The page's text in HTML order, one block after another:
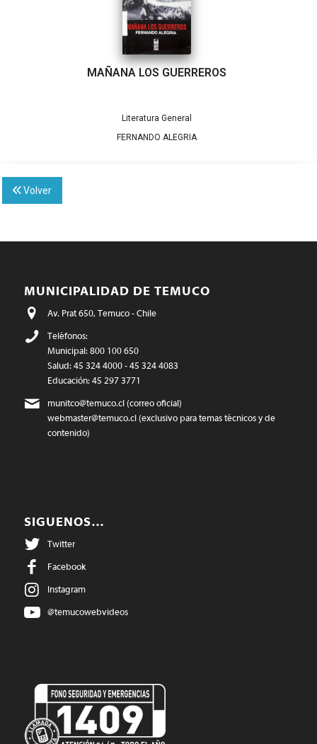
MAÑANA LOS GUERREROS
Literatura General
FERNANDO ALEGRIA
Volver
MUNICIPALIDAD DE TEMUCO
Av. Prat 650, Temuco - Chile
Teléfonos:
Municipal: 800 100 650
Salud: 45 324 4000 - 45 324 4083
Educación: 45 297 3771
munitco@temuco.cl(correo oficial)
webmaster@temuco.cl(exclusivo para temas técnicos y de
contenido)
SIGUENOS…
Twitter
Facebook
Instagram
@temucowebvideos